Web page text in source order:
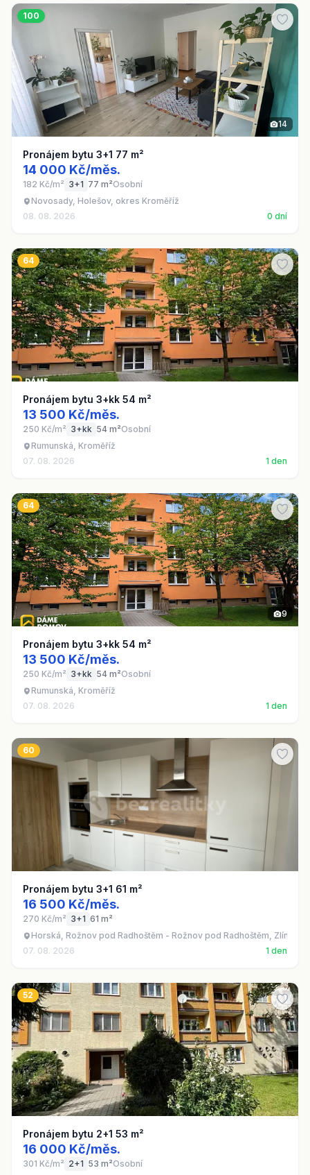
100
14
Pronájem bytu 3+1 77 m²
14 000 Kč/měs.
182 Kč/m² 3+1 77 m²Osobní
Novosady, Holešov, okres Kroměříž
08. 08. 2026
0 dní
64
Pronájem bytu 3+kk 54 m²
13 500 Kč/měs.
250 Kč/m² 3+kk 54 m²Osobní
Rumunská, Kroměříž
07. 08. 2026
1 den
64
9
Pronájem bytu 3+kk 54 m²
13 500 Kč/měs.
250 Kč/m² 3+kk 54 m²Osobní
Rumunská, Kroměříž
07. 08. 2026
1 den
60
Pronájem bytu 3+1 61 m²
16 500 Kč/měs.
270 Kč/m² 3+1 61 m²
Horská, Rožnov pod Radhoštěm - Rožnov pod Radhoštěm, Zlínský
07. 08. 2026
1 den
52
Pronájem bytu 2+1 53 m²
16 000 Kč/měs.
301 Kč/m² 2+1 53 m²Osobní